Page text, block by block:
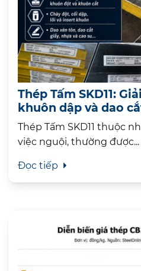
Thép Tấm SKD11:
khuôn dập và dao
Thép Tấm SKD11 thuộc
việc nguội, thường được...
Đọc tiếp